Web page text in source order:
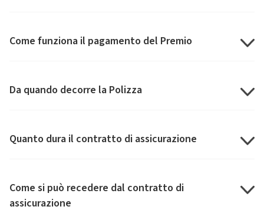
Come funziona il pagamento del Premio
Da quando decorre la Polizza
Quanto dura il contratto di assicurazione
Come si può recedere dal contratto di
assicurazione